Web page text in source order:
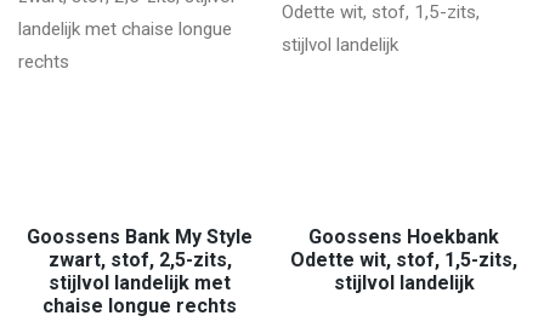
Goossens Bank My Style
zwart, stof, 2,5-zits,
stijlvol landelijk met
chaise longue rechts
Goossens Hoekbank
Odette wit, stof, 1,5-zits,
stijlvol landelijk